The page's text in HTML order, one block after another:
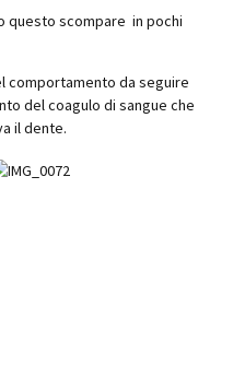
questo scompare in pochi
comportamento da seguire
del coagulo di sangue che
il dente.